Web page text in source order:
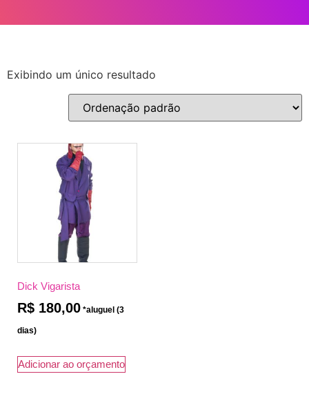
Exibindo um único resultado
Dick Vigarista
R$ 180,00
Adicionar ao orçamento